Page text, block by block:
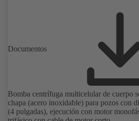
Documentos
Bomba centrífuga multicelular de cuerpo
chapa (acero inoxidable) para pozos con
(4 pulgadas), ejecución con motor